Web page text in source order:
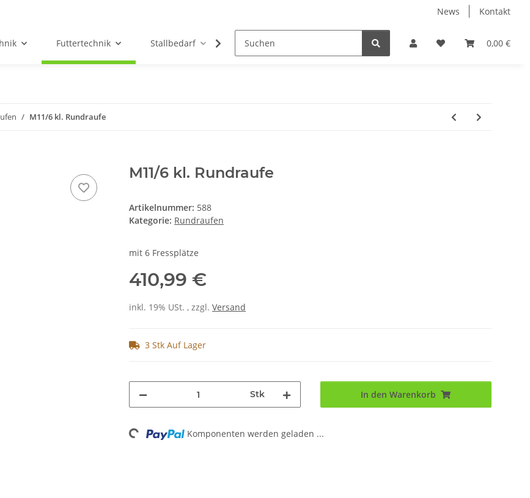
News Kontakt
0,00 €
Futtertechnik Stallbedarf Holz/ Holzpelletts Jansen Produkte fertig montiert
M11/6 kl. Rundraufe
M11/6 kl. Rundraufe
Artikelnummer: 588
Kategorie: Rundraufen
mit 6 Fressplätze
410,99 €
inkl. 19% USt. , zzgl. Versand
3 Stk Auf Lager
Stk In den Warenkorb
Loading... Komponenten werden geladen ...